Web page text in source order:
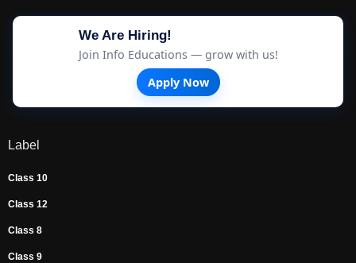
We Are Hiring!
Join Info Educations — grow with us!
Apply Now
Label
Class 10
Class 12
Class 8
Class 9